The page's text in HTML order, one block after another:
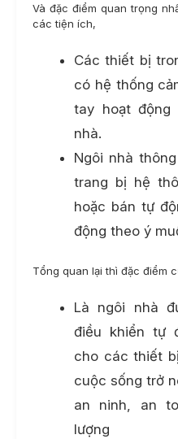
Và đặc điểm quan trọng
các tiện ích,
Các thiết bị
có hệ thống
tay hoạt
nhà.
Ngôi nhà
trang bị hệ
hoặc bán tự
động theo ý
Tổng quan lại thì đặc điểm
Là ngôi nhà
điều khiển tự
cho các thiết
cuộc sống trở
an ninh, an
lượng